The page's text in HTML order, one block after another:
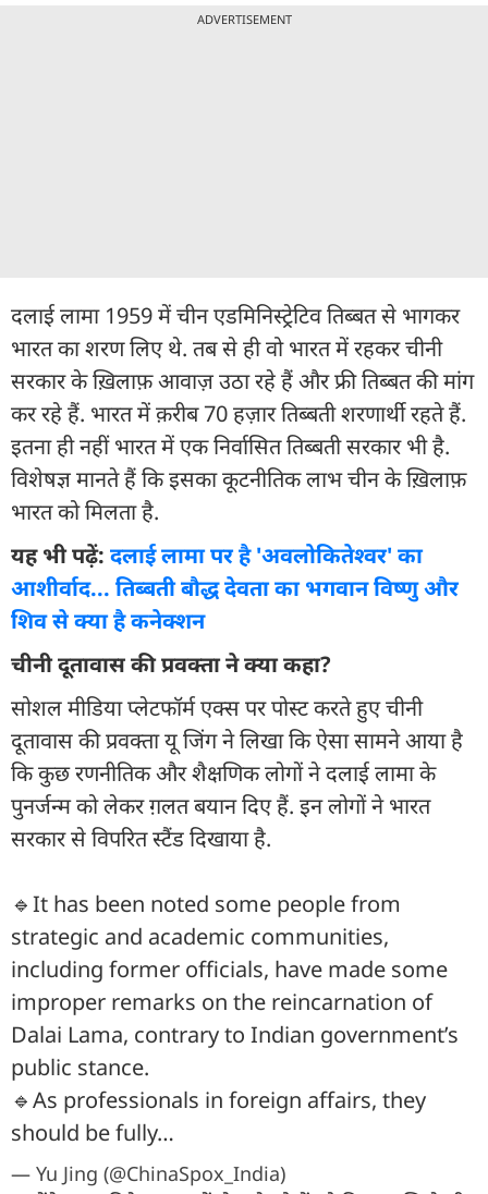
ADVERTISEMENT
दलाई लामा 1959 में चीन एडमिनिस्ट्रेटिव तिब्बत से भागकर
भारत का शरण लिए थे. तब से ही वो भारत में रहकर चीनी
सरकार के ख़िलाफ़ आवाज़ उठा रहे हैं और फ्री तिब्बत की मांग
कर रहे हैं. भारत में क़रीब 70 हज़ार तिब्बती शरणार्थी रहते हैं.
इतना ही नहीं भारत में एक निर्वासित तिब्बती सरकार भी है.
विशेषज्ञ मानते हैं कि इसका कूटनीतिक लाभ चीन के ख़िलाफ़
भारत को मिलता है.
यह भी पढ़ें: दलाई लामा पर है 'अवलोकितेश्वर' का
आशीर्वाद... तिब्बती बौद्ध देवता का भगवान विष्णु और
शिव से क्या है कनेक्शन
चीनी दूतावास की प्रवक्ता ने क्या कहा?
सोशल मीडिया प्लेटफॉर्म एक्स पर पोस्ट करते हुए चीनी
दूतावास की प्रवक्ता यू जिंग ने लिखा कि ऐसा सामने आया है
कि कुछ रणनीतिक और शैक्षणिक लोगों ने दलाई लामा के
पुनर्जन्म को लेकर ग़लत बयान दिए हैं. इन लोगों ने भारत
सरकार से विपरित स्टैंड दिखाया है.
🔹It has been noted some people from
strategic and academic communities,
including former officials, have made some
improper remarks on the reincarnation of
Dalai Lama, contrary to Indian government’s
public stance.
🔹As professionals in foreign affairs, they
should be fully…
— Yu Jing (@ChinaSpox_India)